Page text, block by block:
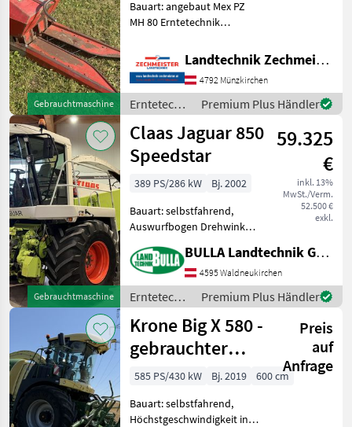
Gebrauchtmaschine
Bauart: angebaut Mex PZ
MH 80 Erntetechnik
Landtechnik Zechmeister GmbH & Co KG
4792 Münzkirchen
Erntetechnik
Ackerbau /
PZ
Premium Plus Händler
Gebrauchtmaschine
Claas Jaguar 850
Speedstar
59.325
€
inkl. 13%
MwSt./Verm.
52.500 €
exkl.
389 PS/286 kW
Bj. 2002
Bauart: selbstfahrend,
Auswurfbogen Drehwinkel
Reihenmotor,
Höchstgeschwindigkeit in
km/h: 40 km/h,
Beleuchtung,
Körnerprozessor, Kabine,
Klimaan
BULLA Landtechnik GmbH
4595 Waldneukirchen
Erntetechnik
Ackerbau /
Claas
Premium Plus Händler
Krone Big X 580 -
gebrauchter
Feldhäcksler
Preis
auf
Anfrage
585 PS/430 kW Bj. 2019
600 cm
Bauart: selbstfahrend,
Höchstgeschwindigkeit in